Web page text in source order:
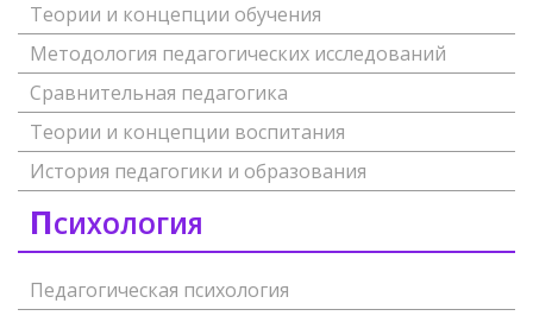
Теории и концепции обучения
Методология педагогических исследований
Сравнительная педагогика
Теории и концепции воспитания
История педагогики и образования
Психология
Педагогическая психология